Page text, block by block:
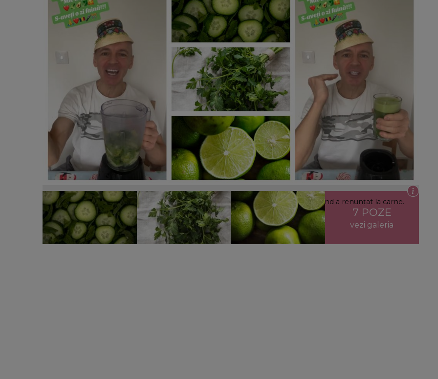
Cum arată micul dejun al lui Radu Ille și ce bea artistul în fiecare dimineață, de când a renunțat la carne.
„Tot ce este verde, mie îmi dă o poftă de viață.”
7 POZE
vezi galeria